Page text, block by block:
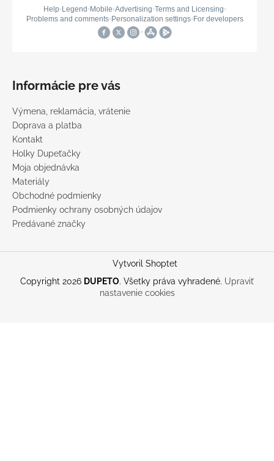
Informácie pre vás
Výmena, reklamácia, vrátenie
Doprava a platba
Kontakt
Holky Dupeťačky
Moja objednávka
Materiály
Obchodné podmienky
Podmienky ochrany osobných údajov
Predávané značky
Vytvoril Shoptet
Copyright 2026 DUPETO. Všetky práva vyhradené. Upraviť
nastavenie cookies